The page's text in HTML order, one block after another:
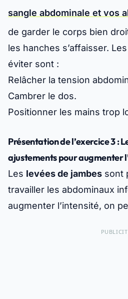
sangle abdominale et vos
de garder le corps bien
les hanches s’affaisser.
éviter sont :
Relâcher la tension
Cambrer le dos.
Positionner les mains trop
Présentation de l’exercice 3 :
ajustements pour augmenter
Les levées de jambes sont
travailler les abdominaux
augmenter l’intensité, on